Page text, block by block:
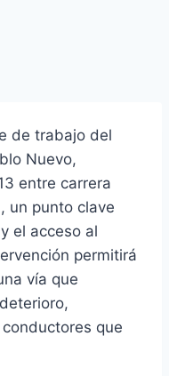
de trabajo del
Nuevo,
entre carrera
un punto clave
el acceso al
permitirá
vía que
que